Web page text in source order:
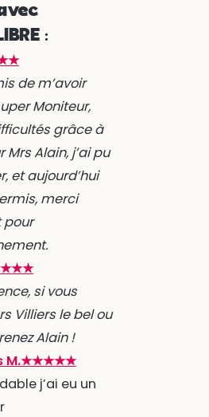
:
de m’avoir
Moniteur,
grâce à
Alain, j’ai pu
et aujourd’hui
merci
pour
si vous
Villiers le bel ou
Alain !
M.★★★★★
j’ai eu un